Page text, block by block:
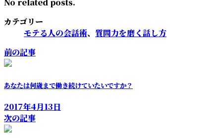
No related posts.
カテゴリー
モテる人の会話術、 質問力を磨く話し方
前の記事
あなたは何歳まで働き続けていたいですか？
2017年4月13日
次の記事